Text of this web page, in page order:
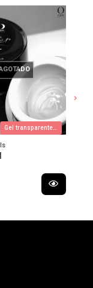
Gel transparente para crear relieves únicos y proporcionar una adherencia excepcional acompañados de los pigmentos metálicos y aurora Lux It.